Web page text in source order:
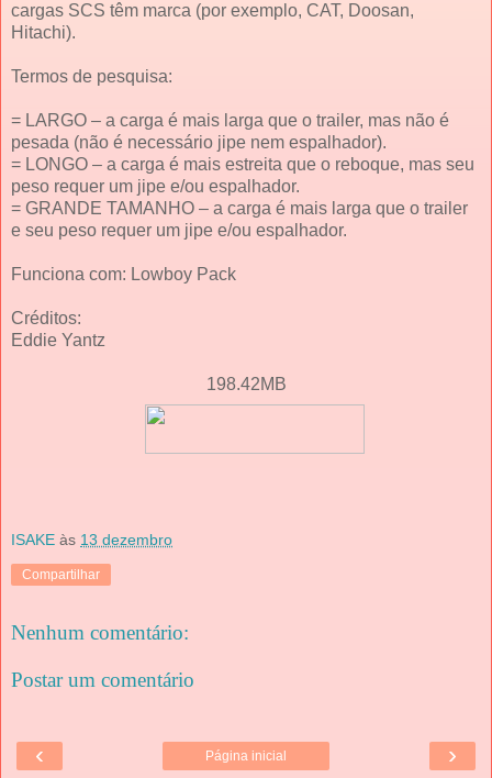
cargas SCS têm marca (por exemplo, CAT, Doosan,
Hitachi).
Termos de pesquisa:
= LARGO – a carga é mais larga que o trailer, mas não é
pesada (não é necessário jipe ​​nem espalhador).
= LONGO – a carga é mais estreita que o reboque, mas seu
peso requer um jipe ​​e/ou espalhador.
= GRANDE TAMANHO – a carga é mais larga que o trailer
e seu peso requer um jipe ​​e/ou espalhador.
Funciona com: Lowboy Pack
Créditos:
Eddie Yantz
198.42MB
ISAKE às 13 dezembro
Compartilhar
Nenhum comentário:
Postar um comentário
‹ ›
Página inicial